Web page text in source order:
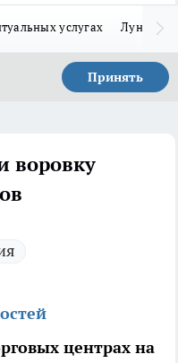
услугах Лунно-
Принять
воровку
центрах на